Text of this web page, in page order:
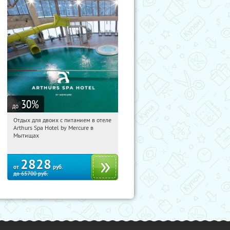
до 30%
14:56:22
Купи первым!
Московская обл., г. Мытищи, д.
Отдых для двоих с питанием в отеле
Arthurs Spa Hotel by Mercure в
Мытищах
от 2828 руб.
до65700руб.